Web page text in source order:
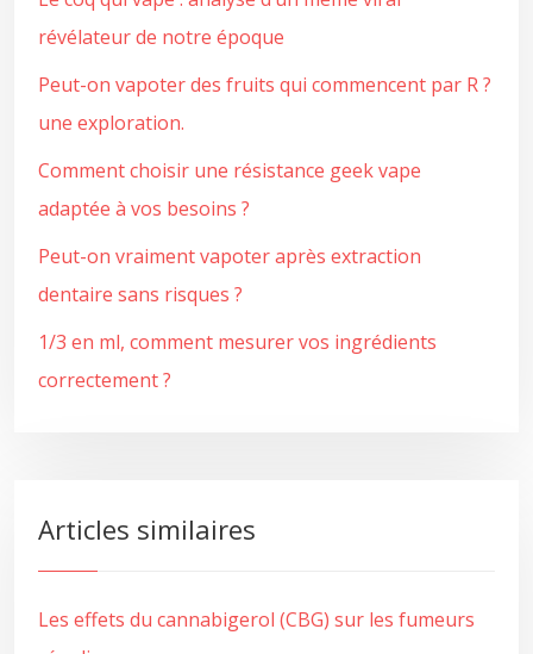
révélateur de notre époque
Peut-on vapoter des fruits qui commencent par R ?
une exploration.
Comment choisir une résistance geek vape
adaptée à vos besoins ?
Peut-on vraiment vapoter après extraction
dentaire sans risques ?
1/3 en ml, comment mesurer vos ingrédients
correctement ?
Articles similaires
Les effets du cannabigerol (CBG) sur les fumeurs